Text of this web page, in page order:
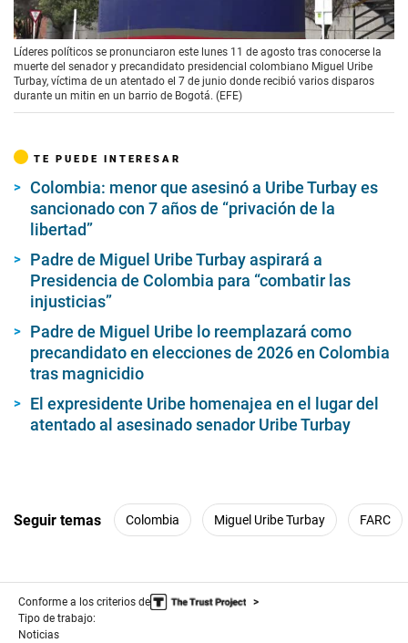
00:00 02:08
Líderes políticos se pronunciaron este lunes 11 de agosto tras conocerse la
muerte del senador y precandidato presidencial colombiano Miguel Uribe
Turbay, víctima de un atentado el 7 de junio donde recibió varios disparos
durante un mitin en un barrio de Bogotá. (EFE)
TE PUEDE INTERESAR
Colombia: menor que asesinó a Uribe Turbay es
sancionado con 7 años de “privación de la
libertad”
Padre de Miguel Uribe Turbay aspirará a
Presidencia de Colombia para “combatir las
injusticias”
Padre de Miguel Uribe lo reemplazará como
precandidato en elecciones de 2026 en Colombia
tras magnicidio
El expresidente Uribe homenajea en el lugar del
atentado al asesinado senador Uribe Turbay
Seguir temas Colombia Miguel Uribe Turbay FARC
Conforme a los criterios de
Tipo de trabajo:
Noticias